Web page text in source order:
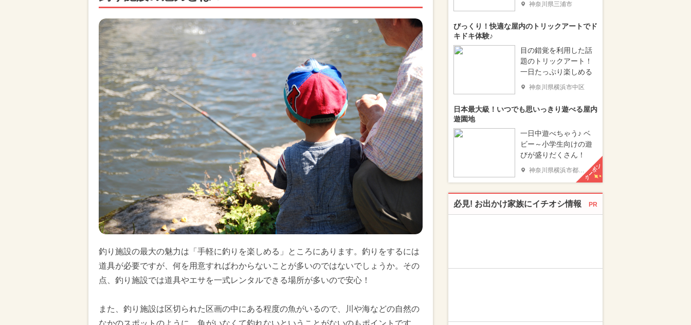
釣り施設の最大の魅力は「手軽に釣りを楽しめる」ところにあります。釣りをするには
道具が必要ですが、何を用意すればわからないことが多いのではないでしょうか。その
点、釣り施設では道具やエサを一式レンタルできる場所が多いので安心！
また、釣り施設は区切られた区画の中にある程度の魚がいるので、川や海などの自然の
神奈川県三浦市
びっくり！快適な屋内のトリックアートでド
キドキ体験♪
目の錯覚を利用した話
題のトリックアート！
一日たっぷり楽しめる
神奈川県横浜市中区
日本最大級！いつでも思いっきり遊べる屋内
遊園地
一日中遊べちゃう♪ ベ
ビー～小学生向けの遊
びが盛りだくさん！
神奈川県横浜市都筑区 クーポン
必見! お出かけ家族にイチオシ情報 PR